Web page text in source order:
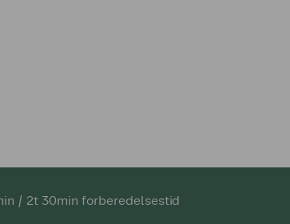
/ 2t 30min forberedelsestid